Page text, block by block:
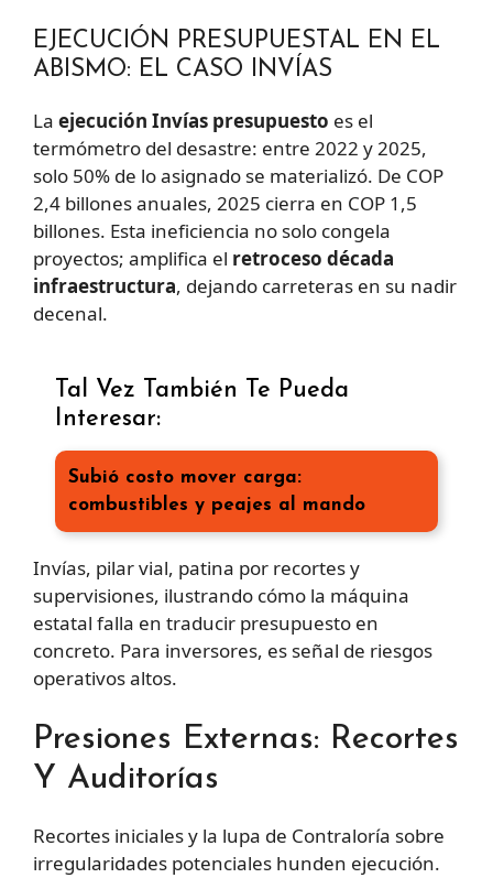
EJECUCIÓN PRESUPUESTAL EN EL
ABISMO: EL CASO INVÍAS
La ejecución Invías presupuesto es el
termómetro del desastre: entre 2022 y 2025,
solo 50% de lo asignado se materializó. De COP
2,4 billones anuales, 2025 cierra en COP 1,5
billones. Esta ineficiencia no solo congela
proyectos; amplifica el retroceso década
infraestructura, dejando carreteras en su nadir
decenal.
Tal Vez También Te Pueda
Interesar:
Subió costo mover carga:
combustibles y peajes al mando
Invías, pilar vial, patina por recortes y
supervisiones, ilustrando cómo la máquina
estatal falla en traducir presupuesto en
concreto. Para inversores, es señal de riesgos
operativos altos.
Presiones Externas: Recortes
Y Auditorías
Recortes iniciales y la lupa de Contraloría sobre
irregularidades potenciales hunden ejecución.